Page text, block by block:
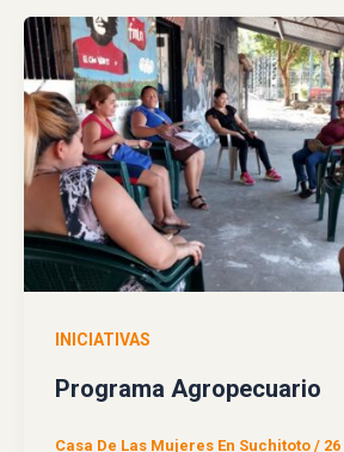
INICIATIVAS
Programa Agropecuario
Casa De Las Mujeres En Suchitoto /